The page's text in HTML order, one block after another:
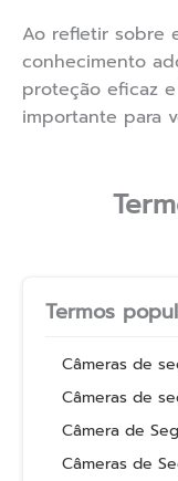
Ao refletir sobre
conhecimento
proteção eficaz
importante para
Termos
Câmeras de
Câmeras de
Câmera de
Câmeras de